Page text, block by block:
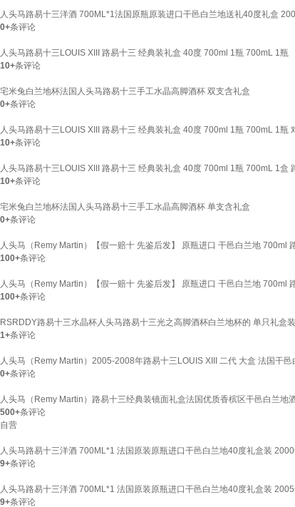
人头马路易十三洋酒 700ML*1法国原瓶原装进口干邑白兰地送礼40度礼盒
0+条评论
人头马路易十三LOUIS XIII 路易十三 经典装礼盒 40度 700ml 1瓶 700mL 1瓶
10+条评论
宅米兔白兰地杯法国人头马路易十三手工水晶高脚酒杯 双支含礼盒
0+条评论
人头马路易十三LOUIS XIII 路易十三 经典装礼盒 40度 700ml 1瓶 700mL 1瓶
10+条评论
人头马路易十三LOUIS XIII 路易十三 经典装礼盒 40度 700ml 1瓶 700mL 1盒
10+条评论
宅米兔白兰地杯法国人头马路易十三手工水晶高脚酒杯 单支含礼盒
0+条评论
人头马（Remy Martin）【假一赔十 先鉴后发】 原瓶进口 干邑白兰地 700ml
100+条评论
人头马（Remy Martin）【假一赔十 先鉴后发】 原瓶进口 干邑白兰地 700ml
100+条评论
RSRDDY路易十三水晶杯人头马路易十三光之高脚酒杯白兰地杯的 单只礼盒
1+条评论
人头马（Remy Martin）2005-2008年路易十三LOUIS XIII 二代 大盒 法国干
0+条评论
人头马（Remy Martin）路易十三经典装镜面礼盒法国优质香槟区干邑白兰地
500+条评论
自营
人头马路易十三洋酒 700ML*1 法国原装原瓶进口干邑白兰地40度礼盒装
9+条评论
人头马路易十三洋酒 700ML*1 法国原装原瓶进口干邑白兰地40度礼盒装
9+条评论